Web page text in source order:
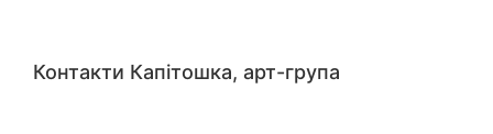
Контакти Капітошка, арт-група